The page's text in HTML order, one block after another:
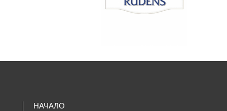
НАЧАЛО